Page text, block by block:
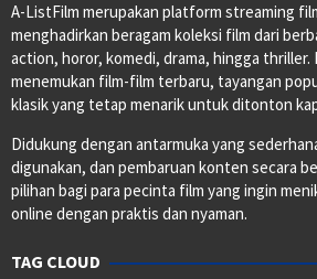
A-ListFilm merupakan platform streaming
menghadirkan beragam koleksi film dari
action, horor, komedi, drama, hingga thriller.
menemukan film-film terbaru, tayangan
klasik yang tetap menarik untuk ditonton
Didukung dengan antarmuka yang
digunakan, dan pembaruan konten secara
pilihan bagi para pecinta film yang ingin
online dengan praktis dan nyaman.
TAG CLOUD